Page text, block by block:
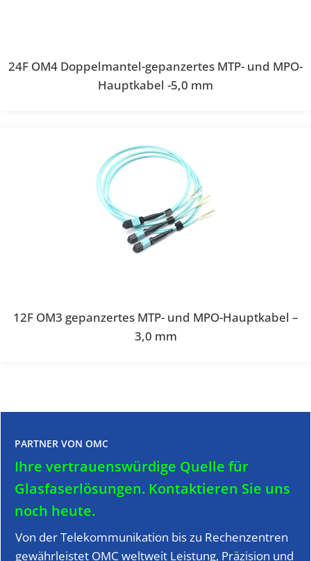
24F OM4 Doppelmantel-gepanzertes MTP- und MPO-
Hauptkabel -5,0 mm
12F OM3 gepanzertes MTP- und MPO-Hauptkabel –
3,0 mm
PARTNER VON OMC
Ihre vertrauenswürdige Quelle für
Glasfaserlösungen. Kontaktieren Sie uns
noch heute.
Von der Telekommunikation bis zu Rechenzentren
gewährleistet OMC weltweit Leistung, Präzision und